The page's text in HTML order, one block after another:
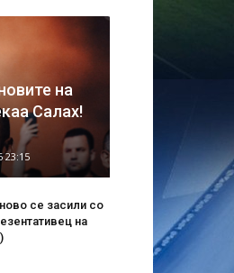
на
Салах!
23:15
се засили со
на